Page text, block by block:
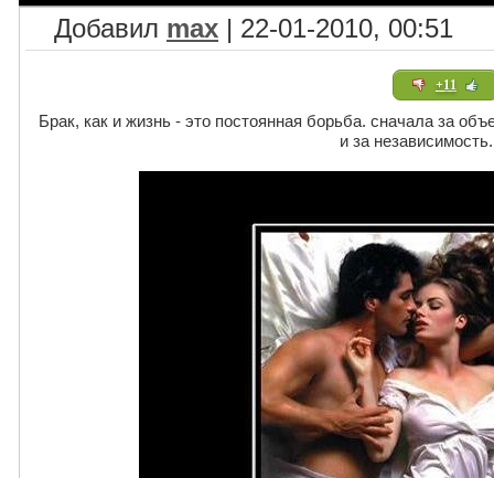
Добавил max | 22-01-2010, 00:51
+11
Брак, как и жизнь - это постоянная борьба. сначала за
и за